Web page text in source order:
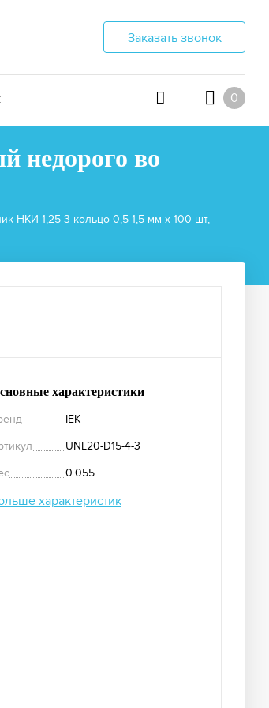
Заказать звонок
0
недорого во
НКИ 1,25-3 кольцо 0,5-1,5 мм х 100 шт,
характеристики
IEK
UNL20-D15-4-3
0.055
характеристик